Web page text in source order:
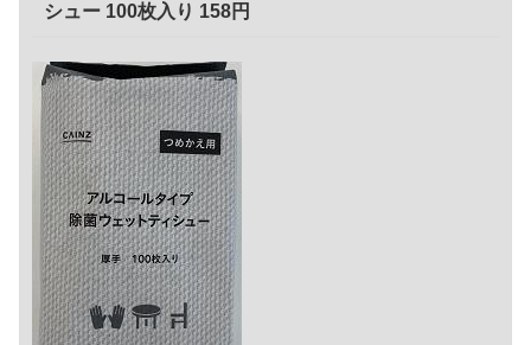
シュー 100枚入り 158円